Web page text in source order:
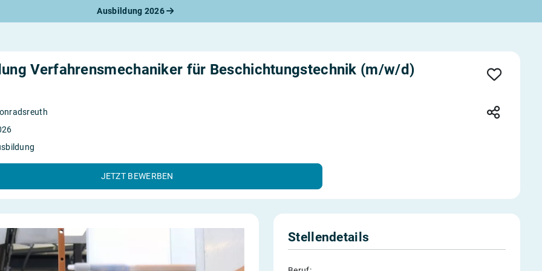
Ausbildung 2026
Bewerbung
Check
Verfahrensmechaniker für Beschichtungstechnik (m/w/d)
JETZT BEWERBEN
Stellendetails